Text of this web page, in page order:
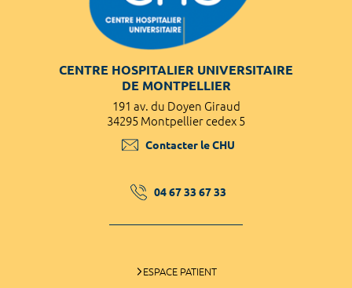
CENTRE HOSPITALIER UNIVERSITAIRE
DE MONTPELLIER
191 av. du Doyen Giraud
34295 Montpellier cedex 5
Contacter le CHU
04 67 33 67 33
ESPACE PATIENT